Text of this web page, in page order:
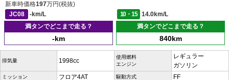
新車時価格197万円(税抜)
JC08
-km/L 10・15
14.0km/L
満タンでどこまで走る？
-km
満タンでどこまで走る？
840km
排気量 1998cc
使用燃料
エンジン
レギュラー
ガソリン
ミッション フロア4AT 駆動方式 FF